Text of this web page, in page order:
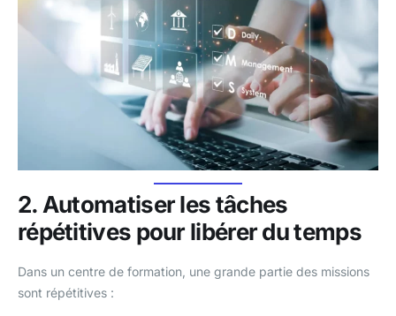
2. Automatiser les tâches
répétitives pour libérer du temps
Dans un centre de formation, une grande partie des missions
sont répétitives :